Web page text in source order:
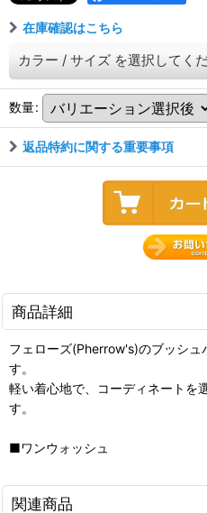
在庫確認はこちら
カラー / サイズ を選択してく
数量:
返品特約に関する重要事項
商品詳細
フェローズ(Pherrow's)のブッシ
す。
軽い着心地で、コーディネートを
す。
■ワンウォッシュ
関連商品